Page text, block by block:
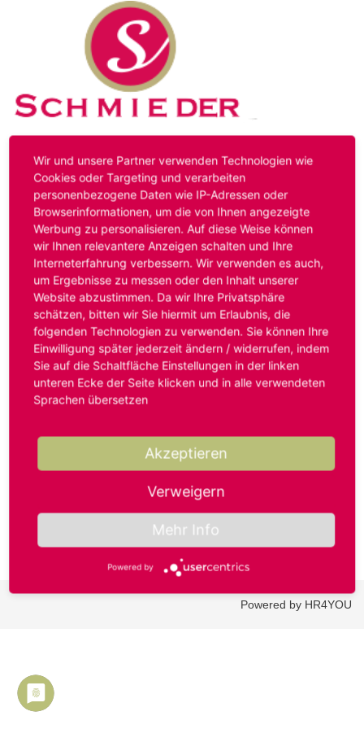
Kontakt Impressum Datenschutz
Hinweis:Das von ihnen aufgerufene Stellenangebot ist
bereits ausgelaufen. Alternative Stellenanzeigen finden
Sie unter:
www.schmieder-personal.de/stellenangebote
Oder Sie bewerben sich
initiativund wir suchen für Sie
passende Stellenangebote.
Anmelden
Benutzername oder E-Mail-Adresse*
Passwort*
Powered by HR4YOU
Wir und unsere Partner verwenden Technologien wie
Cookies oder Targeting und verarbeiten
personenbezogene Daten wie IP-Adressen oder
Browserinformationen, um die von Ihnen angezeigte
Werbung zu personalisieren. Auf diese Weise können
wir Ihnen relevantere Anzeigen schalten und Ihre
Interneterfahrung verbessern. Wir verwenden es auch,
um Ergebnisse zu messen oder den Inhalt unserer
Website abzustimmen. Da wir Ihre Privatsphäre
schätzen, bitten wir Sie hiermit um Erlaubnis, die
folgenden Technologien zu verwenden. Sie können Ihre
Einwilligung später jederzeit ändern / widerrufen, indem
Sie auf die Schaltfläche Einstellungen in der linken
unteren Ecke der Seite klicken und in alle verwendeten
Sprachen übersetzen
Akzeptieren
Verweigern
Mehr Info
Powered by